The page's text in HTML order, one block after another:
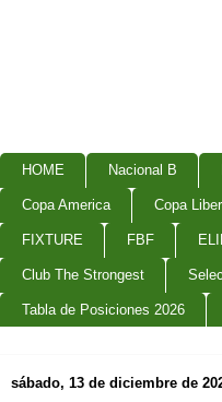
HOME Nacional B
Copa America Copa
FIXTURE FBF
Club The Strongest
Tabla de Posiciones 2026
sábado, 13 de diciembre de